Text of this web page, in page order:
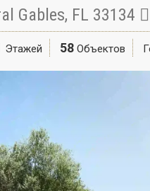
Gables, FL 33134
Этажей 58 Объектов